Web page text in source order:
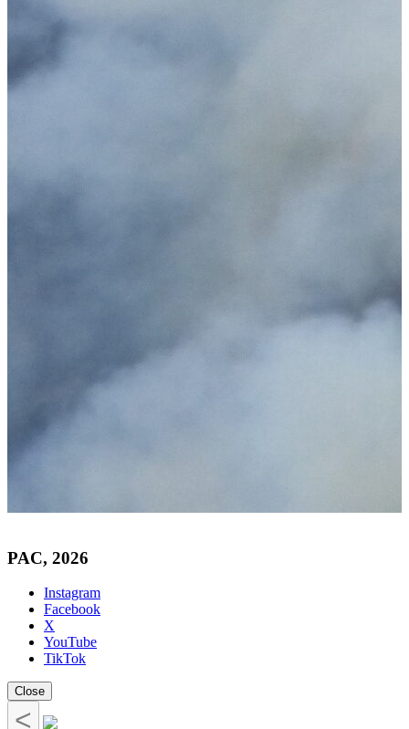
PAC, 2026
Instagram
Facebook
X
YouTube
TikTok
Close
<